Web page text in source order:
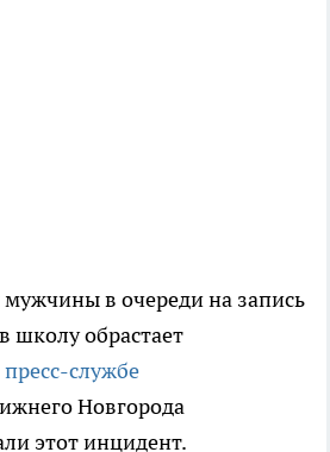
в очереди на запись
школу обрастает
пресс-службе
Новгорода
этот инцидент.